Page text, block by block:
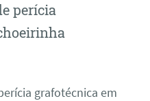
perícia
grafotécnica em